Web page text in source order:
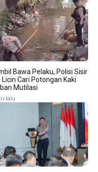
Bawa Pelaku, Polisi Sisir
Licin Cari Potongan Kaki
Mutilasi
lalu